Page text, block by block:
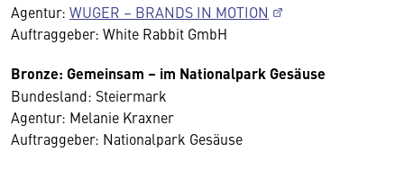
Agentur: WUGER – BRANDS IN MOTION
Auftraggeber: White Rabbit GmbH
Bronze: Gemeinsam – im Nationalpark Gesäuse
Bundesland: Steiermark
Agentur: Melanie Kraxner
Auftraggeber: Nationalpark Gesäuse